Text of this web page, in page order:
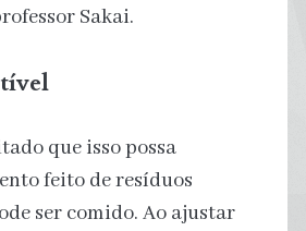
Sakai.
que isso possa
feito de resíduos
ser comido. Ao ajustar